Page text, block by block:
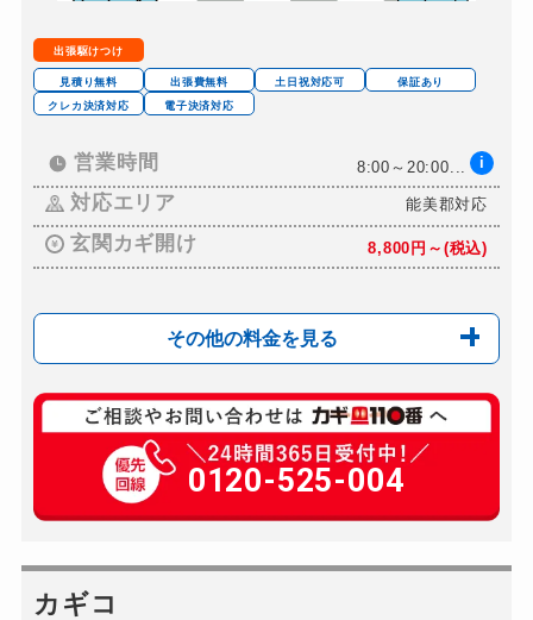
ロッカーカギ開け 8,800円～(税込)
ドアノブカギ開け
ドアノブカギ作成 8,800円～(税込)
ドアノブカギ交換 11,000円～(税込)
出張駆けつけ
見積り無料 出張費無料 土日祝対応可
保証あり
クレカ決済対応
電子決済対応
営業時間 8:00～20:00... i
対応エリア 能美郡対応
玄関カギ開け 8,800円～(税込)
その他の料金を見る
玄関カギ修理 別途お見積り
玄関カギ作成 別途お見積り
玄関カギ交換 別途お見積り
バイクカギ開け
0120-525-004
カギコ